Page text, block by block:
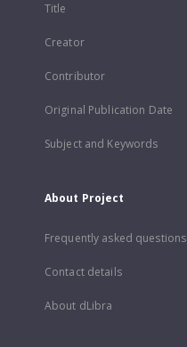
Title
Creator
Contributor
Original Publication Date
Subject and Keywords
About Project
Frequently asked questions
Contact details
About dLibra